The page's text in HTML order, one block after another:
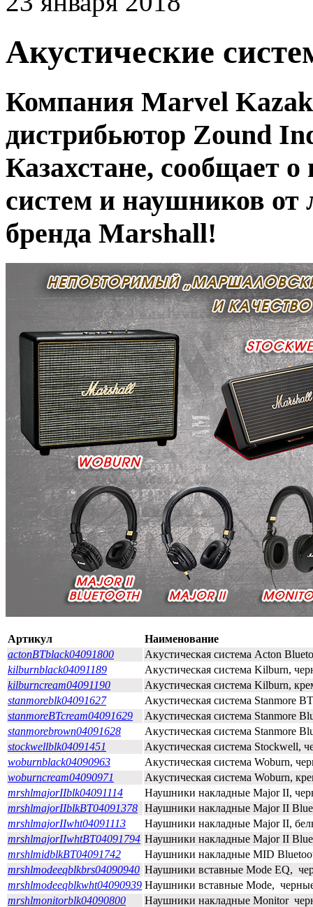
Акустические
Компания Marvel
дистрибьютор Zound
Казахстане, сообщает
систем и наушников от
бренда Marshall!
Артикул
Наименование
actonBTblack04091800
Акустическая система Acton
kilburnblack04091189
Акустическая система Kilburn,
kilburncream04091190
Акустическая система Kilburn,
stanmoreblk04091627
Акустическая система Stanmore
stanmoreBTcream04091629
Акустическая система Stanmore
stanmorebrown04091628
Акустическая система Stanmore
stockwellblk04091451
Акустическая система Stockwell,
woburnblack04090963
Акустическая система Woburn,
woburncream04090971
Акустическая система Woburn,
mrshlmajorIIblk04091114
Наушники накладные Major II,
mrshlmajorIIblkBT04091378 Наушники накладные Major II
mrshlmajorIIwht04091113
Наушники накладные Major II,
mrshlmajorIIwhtBT04091794 Наушники накладные Major II
mrshlmidblkBT04091742
Наушники накладные MID
mrshlmodeeqblkbrs04090940 Наушники вставные Mode EQ,
mrshlmodeeqblkwht04090939 Наушники вставные Mode,
mrshlmonitorblk04090800
Наушники накладные Monitor